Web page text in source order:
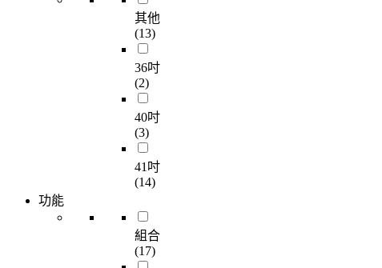
其他
(13)
36吋
(2)
40吋
(3)
41吋
(14)
功能
組合
(17)